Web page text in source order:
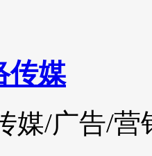
传媒
媒/广告/营